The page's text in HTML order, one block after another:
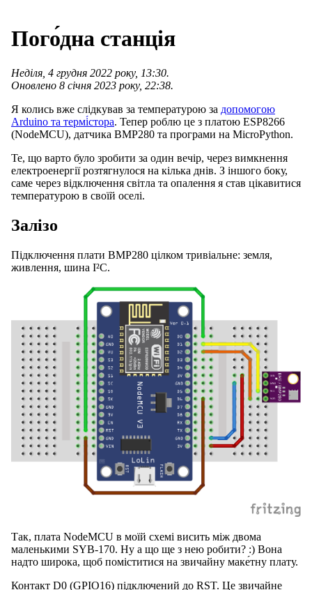
Пого́дна станція
Неділя, 4 грудня 2022 року, 13:30.
Оновлено 8 січня 2023 року, 22:38.
Я колись вже слідкував за температурою за допомогою
Arduino та термі́стора. Тепер роблю це з платою ESP8266
(NodeMCU), датчика BMP280 та програми на MicroPython.
Те, що варто було зробити за один вечір, через вимкнення
електроенергії розтягнулося на кілька днів. З іншого боку,
саме через відключення світла та опалення я став цікавитися
температурою в своїй оселі.
Залізо
Підключення плати BMP280 цілком тривіальне: земля,
живлення, шина I²C.
Так, плата NodeMCU в моїй схемі висить між двома
маленькими SYB-170. Ну а що ще з нею робити? :) Вона
надто широка, щоб поміститися на звичайну маке́тну плату.
Контакт D0 (GPIO16) підключений до RST. Це звичайне